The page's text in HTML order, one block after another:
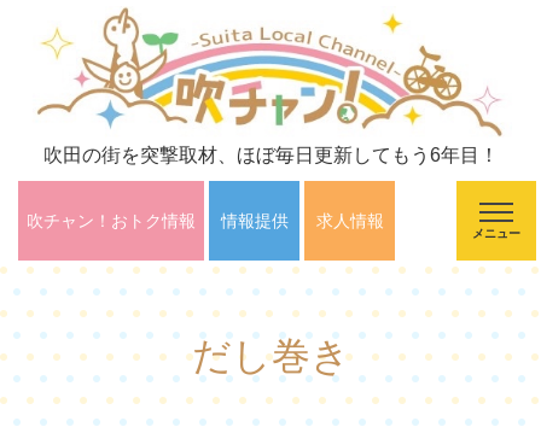
吹田の街を突撃取材、ほぼ毎日更新してもう6年目！
吹チャン！おトク情報 情報提供 求人情報
メニュー
だし巻き